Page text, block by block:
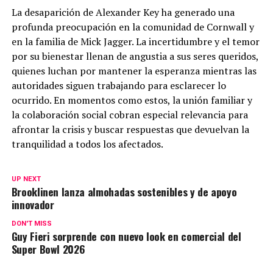
La desaparición de Alexander Key ha generado una
profunda preocupación en la comunidad de Cornwall y
en la familia de Mick Jagger. La incertidumbre y el temor
por su bienestar llenan de angustia a sus seres queridos,
quienes luchan por mantener la esperanza mientras las
autoridades siguen trabajando para esclarecer lo
ocurrido. En momentos como estos, la unión familiar y
la colaboración social cobran especial relevancia para
afrontar la crisis y buscar respuestas que devuelvan la
tranquilidad a todos los afectados.
UP NEXT
Brooklinen lanza almohadas sostenibles y de apoyo
innovador
DON'T MISS
Guy Fieri sorprende con nuevo look en comercial del
Super Bowl 2026